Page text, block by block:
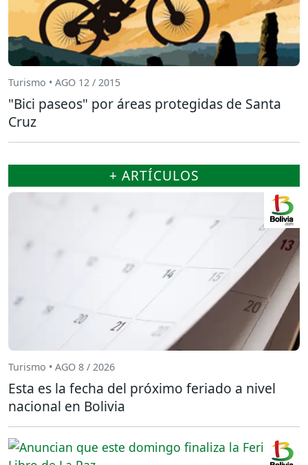
Turismo • AGO 12 / 2015
"Bici paseos" por áreas protegidas de Santa
Cruz
+ ARTÍCULOS
Turismo • AGO 8 / 2026
Esta es la fecha del próximo feriado a nivel
nacional en Bolivia